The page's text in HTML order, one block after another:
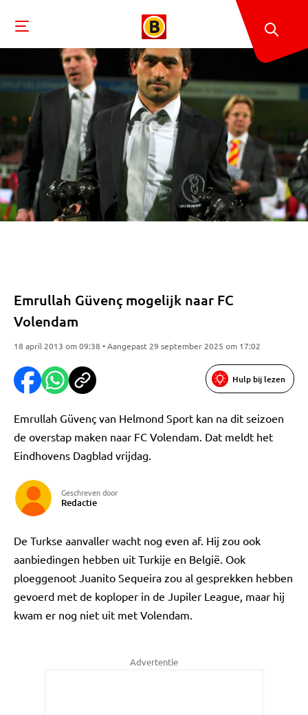
Emrullah Güvenç mogelijk naar FC
Volendam
18 april 2013 om 09:38 • Aangepast 29 september 2025 om 17:02
Hulp bij lezen
Emrullah Güvenç van Helmond Sport kan na dit seizoen
de overstap maken naar FC Volendam. Dat meldt het
Eindhovens Dagblad vrijdag.
Geschreven door
Redactie
De Turkse aanvaller wacht nog even af. Hij zou ook
aanbiedingen hebben uit Turkije en België. Ook
ploeggenoot Juanito Sequeira zou al gesprekken hebben
gevoerd met de koploper in de Jupiler League, maar hij
kwam er nog niet uit met Volendam.
Advertentie